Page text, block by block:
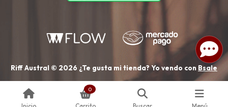
Riff Austral © 2026 ¿Te gusta mi tienda? Yo vendo con Bsale
0